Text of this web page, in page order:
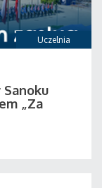
Uczelnia
„Za